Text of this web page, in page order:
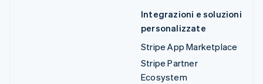
Integrazioni e soluzioni
personalizzate
Stripe App Marketplace
Stripe Partner
Ecosystem